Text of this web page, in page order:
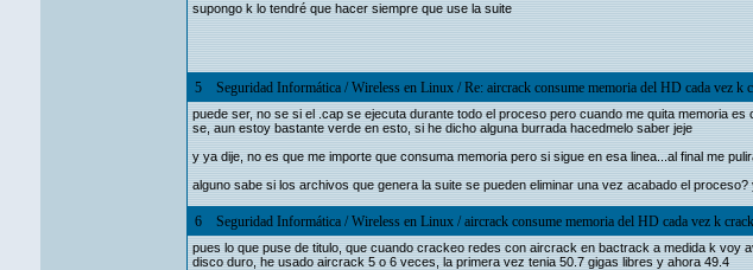
supongo k lo tendré que hacer siempre que use la suite
5 Seguridad Informática /Wireless en Linux /Re: aircrack consume memoria del HD cada vez k
puede ser, no se si el .cap se ejecuta durante todo el proceso pero cuando me quita memoria
se, aun estoy bastante verde en esto, si he dicho alguna burrada hacedmelo saber jeje
y ya dije, no es que me importe que consuma memoria pero si sigue en esa linea...al final me
alguno sabe si los archivos que genera la suite se pueden eliminar una vez acabado el
6 Seguridad Informática /Wireless en Linux /aircrack consume memoria del HD cada vez k
pues lo que puse de titulo, que cuando crackeo redes con aircrack en bactrack a medida k
disco duro, he usado aircrack 5 o 6 veces, la primera vez tenia 50.7 gigas libres y ahora 49.4